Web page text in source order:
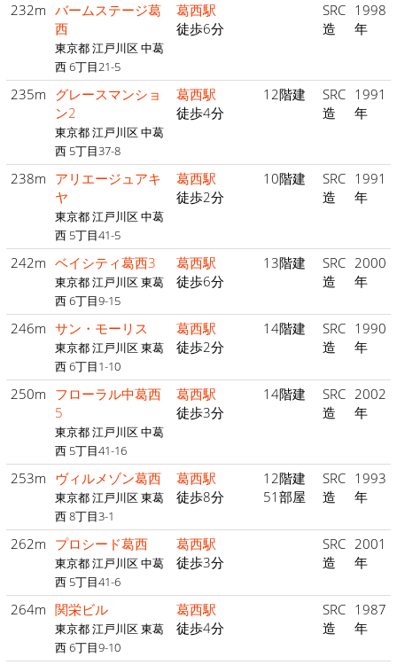
232m バームステージ葛
西
東京都 江戸川区 中葛
西 6丁目21-5
葛西駅
徒歩6分
SRC
造
1998
年
235m グレースマンショ
ン2
東京都 江戸川区 中葛
西 5丁目37-8
葛西駅
徒歩4分
12階建
SRC
造
1991
年
238m アリエージュアキ
ヤ
東京都 江戸川区 中葛
西 5丁目41-5
葛西駅
徒歩2分
10階建
SRC
造
1991
年
242m ベイシティ葛西3
東京都 江戸川区 東葛
西 6丁目9-15
葛西駅
徒歩6分
13階建
SRC
造
2000
年
246m サン・モーリス
東京都 江戸川区 東葛
西 6丁目1-10
葛西駅
徒歩2分
14階建
SRC
造
1990
年
250m フローラル中葛西
5
東京都 江戸川区 中葛
西 5丁目41-16
葛西駅
徒歩3分
14階建
SRC
造
2002
年
253m ヴィルメゾン葛西
東京都 江戸川区 東葛
西 8丁目3-1
葛西駅
徒歩8分
12階建
51部屋
SRC
造
1993
年
262m プロシード葛西
東京都 江戸川区 中葛
西 5丁目41-6
葛西駅
徒歩3分
SRC
造
2001
年
264m 関栄ビル
東京都 江戸川区 東葛
西 6丁目9-10
葛西駅
徒歩4分
SRC
造
1987
年